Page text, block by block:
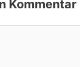
Kommentar